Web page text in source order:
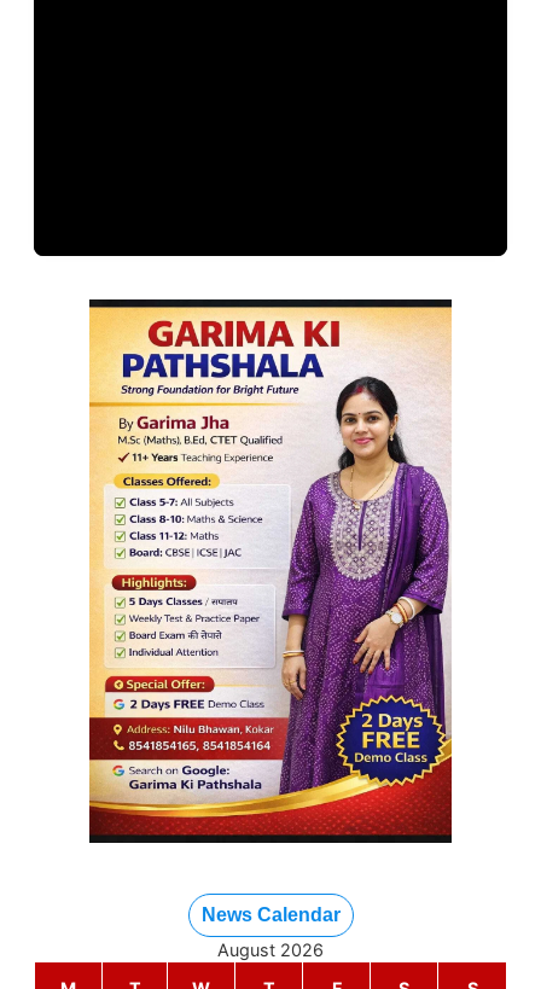
News Calendar
August 2026